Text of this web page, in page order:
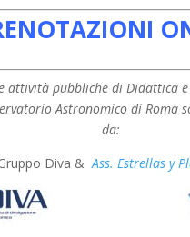
attività pubbliche di Didattica
Astronomico di Roma
da:
Diva &Ass. Estrellas y